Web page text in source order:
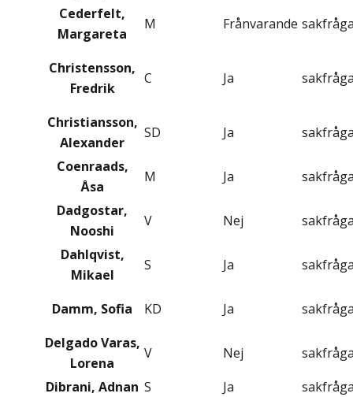
Cederfelt,
Margareta
M Frånvarande
Christensson,
Fredrik
C Ja
Christiansson,
Alexander
SD Ja
Coenraads,
Åsa
M Ja
Dadgostar,
Nooshi
V Nej
Dahlqvist,
Mikael
S Ja
Damm, Sofia KD Ja
Delgado Varas,
Lorena
V Nej
Dibrani, Adnan S Ja